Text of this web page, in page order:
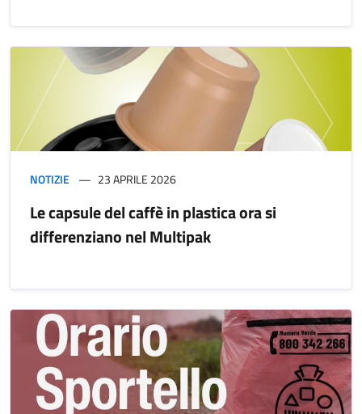
NOTIZIE 23 APRILE 2026
Le capsule del caffè in plastica ora si
differenziano nel Multipak